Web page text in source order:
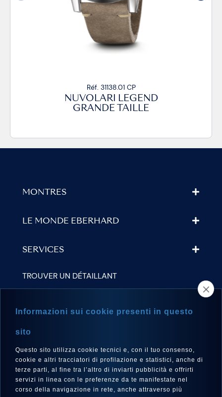
Réf. 31138.01 CP
NUVOLARI LEGEND
GRANDE TAILLE
MONTRES
LE MONDE EBERHARD
SERVICES
TROUVER UN DÉTAILLANT
LANGUE
Français
Informazioni sui cookie presenti in questo
sito
Questo sito utilizza cookie tecnici e, con il tuo consenso,
cookie e altri tracciatori di profilazione e statistici, anche di
terze parti, al fine tra l’altro di inviarti pubblicità e offrirti
servizi in linea con le preferenze da te manifestate nel
corso della navigazione in rete, anche attraverso più